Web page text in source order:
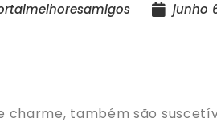
junho
também são